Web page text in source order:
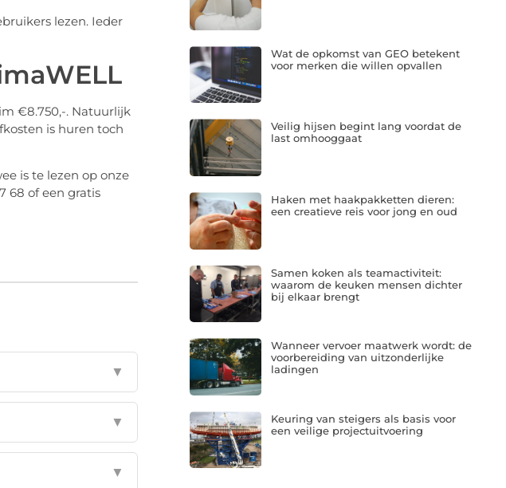
lezen. Ieder
€8.750,-. Natuurlijk
is huren toch
is te lezen op onze
68 of een gratis
▼
▼
▼
Wat de opkomst van GEO betekent
voor merken die willen opvallen
Veilig hijsen begint lang voordat de
last omhooggaat
Haken met haakpakketten dieren:
een creatieve reis voor jong en oud
Samen koken als teamactiviteit:
waarom de keuken mensen dichter
bij elkaar brengt
Wanneer vervoer maatwerk wordt: de
voorbereiding van uitzonderlijke
ladingen
Keuring van steigers als basis voor
een veilige projectuitvoering